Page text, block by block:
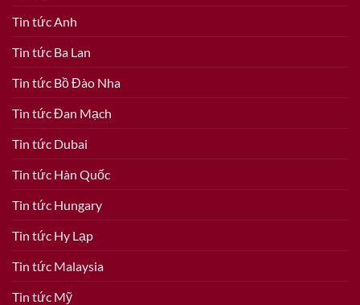
Tin tức Anh
Tin tức Ba Lan
Tin tức Bồ Đào Nha
Tin tức Đan Mạch
Tin tức Dubai
Tin tức Hàn Quốc
Tin tức Hungary
Tin tức Hy Lạp
Tin tức Malaysia
Tin tức Mỹ